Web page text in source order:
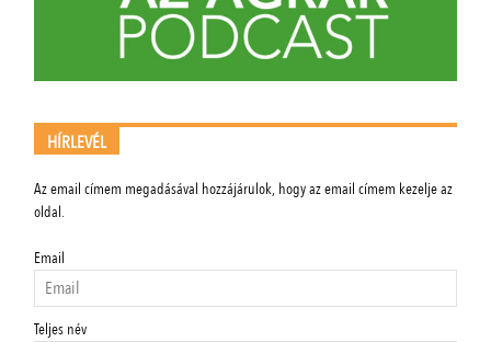
HÍRLEVÉL
Az email címem megadásával hozzájárulok, hogy az email címem kezelje az
oldal.
Email
Teljes név